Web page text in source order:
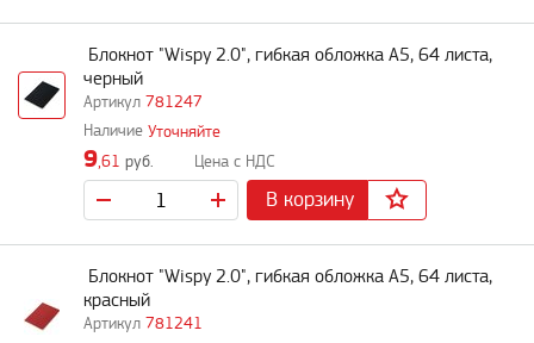
781247
Блокнот "Wispy 2.0", гибкая обложка A5, 64 листа,
черный
Уточняйте
9,61 руб.
В корзину
781241
Блокнот "Wispy 2.0", гибкая обложка A5, 64 листа,
красный